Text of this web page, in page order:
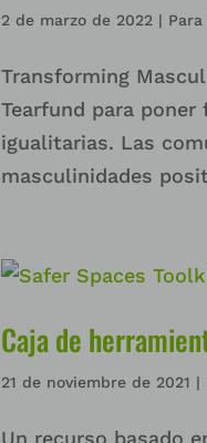
2 de marzo de 2022 |
Transforming
Tearfund para
igualitarias. Las
masculinidades
Caja de
21 de noviembre de 2021 |
Un recurso basado